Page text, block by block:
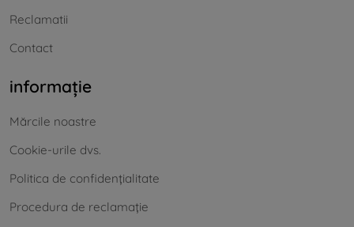
Reclamatii
Contact
informație
Mărcile noastre
Cookie-urile dvs.
Politica de confidențialitate
Procedura de reclamație